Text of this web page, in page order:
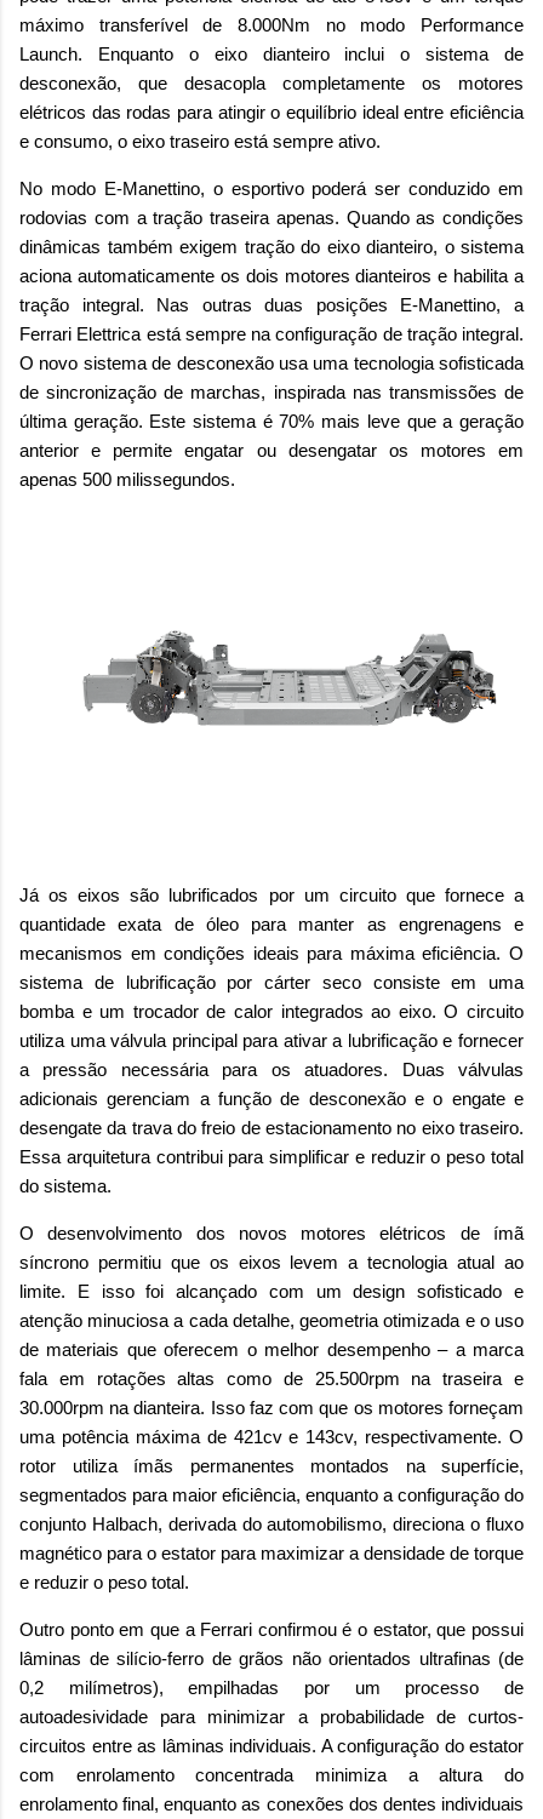
máximo transferível de 8.000Nm no modo Performance
Launch. Enquanto o eixo dianteiro inclui o sistema de
desconexão, que desacopla completamente os motores
elétricos das rodas para atingir o equilíbrio ideal entre eficiência
e consumo, o eixo traseiro está sempre ativo.
No modo E-Manettino, o esportivo poderá ser conduzido em
rodovias com a tração traseira apenas. Quando as condições
dinâmicas também exigem tração do eixo dianteiro, o sistema
aciona automaticamente os dois motores dianteiros e habilita a
tração integral. Nas outras duas posições E-Manettino, a
Ferrari Elettrica está sempre na configuração de tração integral.
O novo sistema de desconexão usa uma tecnologia sofisticada
de sincronização de marchas, inspirada nas transmissões de
última geração. Este sistema é 70% mais leve que a geração
anterior e permite engatar ou desengatar os motores em
apenas 500 milissegundos.
Já os eixos são lubrificados por um circuito que fornece a
quantidade exata de óleo para manter as engrenagens e
mecanismos em condições ideais para máxima eficiência. O
sistema de lubrificação por cárter seco consiste em uma
bomba e um trocador de calor integrados ao eixo. O circuito
utiliza uma válvula principal para ativar a lubrificação e fornecer
a pressão necessária para os atuadores. Duas válvulas
adicionais gerenciam a função de desconexão e o engate e
desengate da trava do freio de estacionamento no eixo traseiro.
Essa arquitetura contribui para simplificar e reduzir o peso total
do sistema.
O desenvolvimento dos novos motores elétricos de ímã
síncrono permitiu que os eixos levem a tecnologia atual ao
limite. E isso foi alcançado com um design sofisticado e
atenção minuciosa a cada detalhe, geometria otimizada e o uso
de materiais que oferecem o melhor desempenho – a marca
fala em rotações altas como de 25.500rpm na traseira e
30.000rpm na dianteira. Isso faz com que os motores forneçam
uma potência máxima de 421cv e 143cv, respectivamente. O
rotor utiliza ímãs permanentes montados na superfície,
segmentados para maior eficiência, enquanto a configuração do
conjunto Halbach, derivada do automobilismo, direciona o fluxo
magnético para o estator para maximizar a densidade de torque
e reduzir o peso total.
Outro ponto em que a Ferrari confirmou é o estator, que possui
lâminas de silício-ferro de grãos não orientados ultrafinas (de
0,2 milímetros), empilhadas por um processo de
autoadesividade para minimizar a probabilidade de curtos-
circuitos entre as lâminas individuais. A configuração do estator
com enrolamento concentrada minimiza a altura do
enrolamento final, enquanto as conexões dos dentes individuais